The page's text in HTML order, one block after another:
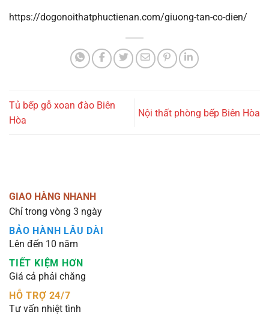
https://dogonoithatphuctienan.com/giuong-tan-co-dien/
Tủ bếp gỗ xoan đào Biên
Hòa
Nội thất phòng bếp Biên Hòa
GIAO HÀNG NHANH
Chỉ trong vòng 3 ngày
BẢO HÀNH LÂU DÀI
Lên đến 10 năm
TIẾT KIỆM HƠN
Giá cả phải chăng
HỖ TRỢ 24/7
Tư vấn nhiệt tình